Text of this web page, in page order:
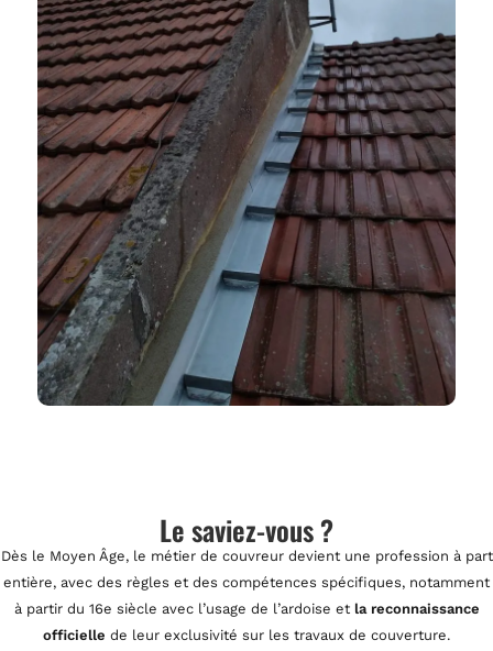
Le saviez-vous ?
Dès le Moyen Âge, le métier de couvreur devient une profession à part
entière, avec des règles et des compétences spécifiques, notamment
à partir du 16e siècle avec l’usage de l’ardoise etla reconnaissance
officielle de leur exclusivité sur les travaux de couverture.